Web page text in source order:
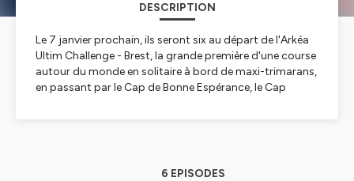
DESCRIPTION
Le 7 janvier prochain, ils seront six au départ de l'Arkéa
Ultim Challenge - Brest, la grande première d'une course
autour du monde en solitaire à bord de maxi-trimarans,
en passant par le Cap de Bonne Espérance, le Cap
du tour du monde à la voile.
6 EPISODES